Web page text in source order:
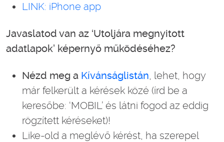
LINK: iPhone app
Javaslatod van az ‘Utoljára megnyitott
adatlapok’ képernyő működéséhez?
Nézd meg a Kívánságlistán, lehet, hogy
már felkerült a kérések közé (írd be a
keresőbe: ‘MOBIL’ és látni fogod az eddig
rögzített kéréseket)!
Like-old a meglévő kérést, ha szerepel